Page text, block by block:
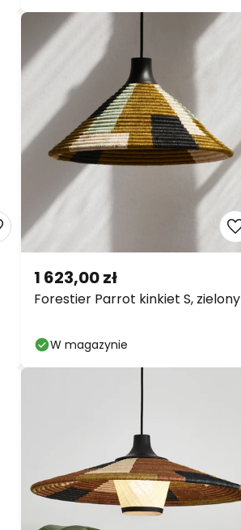
Forestier Parrot kinkiet S, zielony
1 623,00 zł
W magazynie